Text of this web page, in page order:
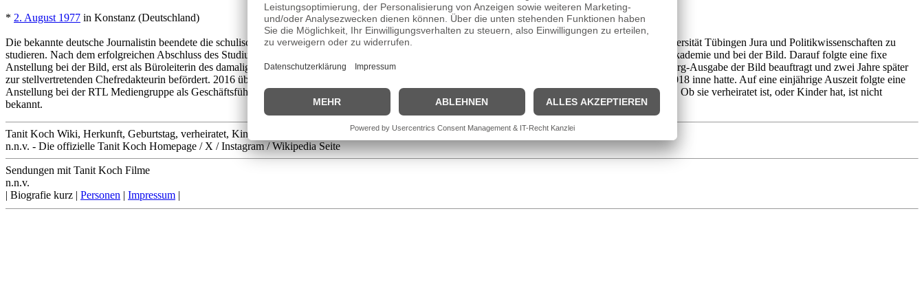
* 2. August 1977 in Konstanz (Deutschland)
Die bekannte deutsche Journalistin beendete die schulische Ausbildung am St. Columba’s College in Dublin (Irland). Anschließend begann sie an der Universität Tübingen Jura und Politikwissenschaften zu
studieren. Nach dem erfolgreichen Abschluss des Studiums absolvierte sie in den Jahren 2005 und 2006 ein freiwilliges Praktikum an der Axel-Springer-Akademie und bei der Bild. Darauf folgte eine fixe
Anstellung bei der Bild, erst als Büroleiterin des damaligen Chefredakteurs und später als Textchefin. 2011 wurde sie mit der Redaktionsleitung der Hamburg-Ausgabe der Bild beauftragt und zwei Jahre später
zur stellvertretenden Chefredakteurin befördert. 2016 übernahm sie die Position der Chefredakteurin der Bild von Kai Diekmann, welche sie bis Februar 2018 inne hatte. Auf eine einjährige Auszeit folgte eine
Anstellung bei der RTL Mediengruppe als Geschäftsführerin von n-tv und Chefredakteurin der Zentralredaktion, welche jedoch imDezember 2020endete. Ob sie verheiratet ist, oder Kinder hat, ist nicht
bekannt.
Tanit Koch Wiki, Herkunft, Geburtstag, verheiratet, Kinder etc.
n.n.v. - Die offizielle Tanit Koch Homepage / X / Instagram / Wikipedia Seite
Sendungen mit Tanit Koch Filme
n.n.v.
| Biografie kurz | Personen | Impressum |